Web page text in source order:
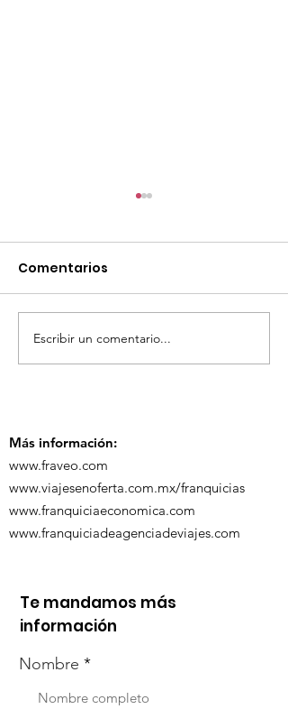
TourTravelynByFraveo
participó en la
Comentarios
Escribir un comentario...
Más información:
www.fraveo.com
www.viajesenoferta.com.mx/franquicias
www.franquiciaeconomica.com
www.franquiciadeagenciadeviajes.com
Te mandamos más
información
Nombre